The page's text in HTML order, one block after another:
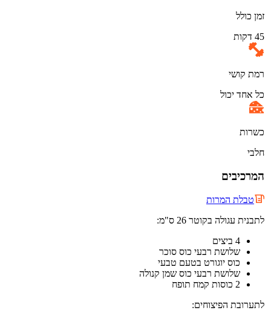
זמן כולל
45 דקות
רמת קושי
כל אחד יכול
כשרות
חלבי
המרכיבים
טבלת המרות
לתבנית עגולה בקוטר 26 ס"מ:
4 ביצים
שלושת רבעי כוס סוכר
כוס יוגורט בטעם טבעי
שלושת רבעי כוס שמן קנולה
2 כוסות קמח תופח
לתערובת הפיצוחים: